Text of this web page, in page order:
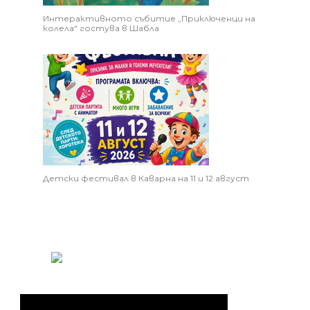
Интерактивното събитие „Приключенци на
колела“ гостува в Шабла
Детски фестивал в Каварна на 11 и 12 август